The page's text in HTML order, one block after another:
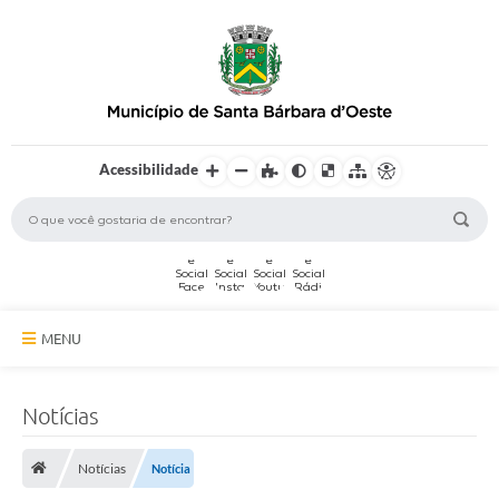
Acessibilidade
MENU
Serviços Online
Notícias
Notícias Notícia